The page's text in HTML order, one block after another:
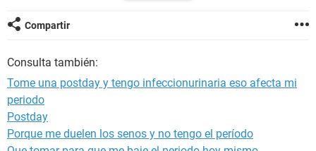
duelen las bubis puedo estar embarazada?
Compartir
Consulta también:
Tome una postday y tengo infeccionurinaria eso afecta mi
periodo
Postday
Porque me duelen los senos y no tengo el período